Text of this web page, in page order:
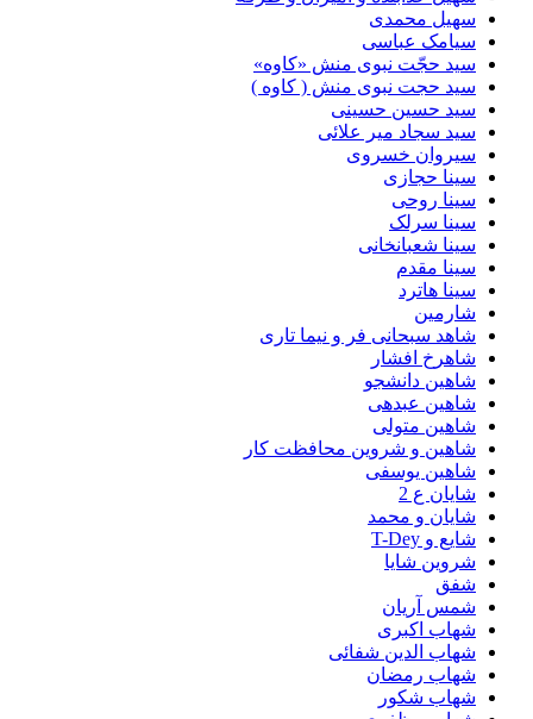
سهیل محمدی
سیامک عباسی
سید حجّت نبوی منش «کاوه»
سید حجت نبوی منش ( کاوه )
سید حسین حسینى
سید سجاد میر علائی
سیروان خسروی
سینا حجازی
سینا روحی
سینا سرلک
سینا شعبانخانی
سینا مقدم
سینا هاترد
شارمین
شاهد سبحانی فر و نیما تاری
شاهرخ افشار
شاهین دانشجو
شاهین عبدهی
شاهین متولی
شاهین و شروین محافظت کار
شاهین یوسفی
شایان ع 2
شایان و محمد
شایع و T-Dey
شروین شایا
شفق
شمس آریان
شهاب اکبری
شهاب الدین شفائی
شهاب رمضان
شهاب شکور